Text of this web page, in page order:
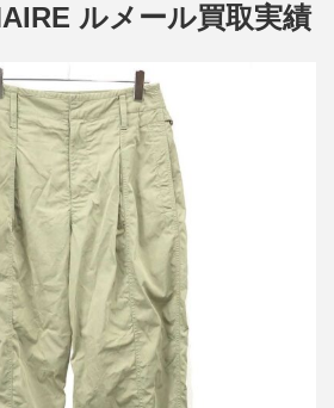
ルメール買取実績
コンパクトコットンツイル プリーツ
パンツ
買取金額21,600円
詳しく見る